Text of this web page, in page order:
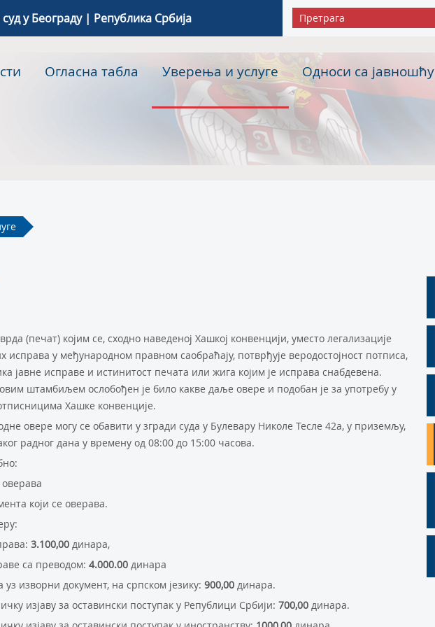
у Београду | Република Србија
Огласна табла Уверења и услуге Односи са јавношћу
(печат) којим се, сходно наведеној Хашкој конвенцији, уместо легализације
исправа у међународном правном саобраћају, потврђује веродостојност потписа,
јавне исправе и истинитост печата или жига којим је исправа снабдевена.
штамбиљем ослобођен је било какве даље овере и подобан је за употребу у
Хашке конвенције.
овере могу се обавити у згради суда у Булевару Николе Тесле 42а, у приземљу,
радног дана у времену од 08:00 до 15:00 часова.
оверава
који се оверава.
3.100,00 динара,
са преводом: 4.000.00 динара
уз изворни документ, на српском језику: 900,00 динара.
изјаву за оставински поступак у Републици Србији: 700,00 динара.